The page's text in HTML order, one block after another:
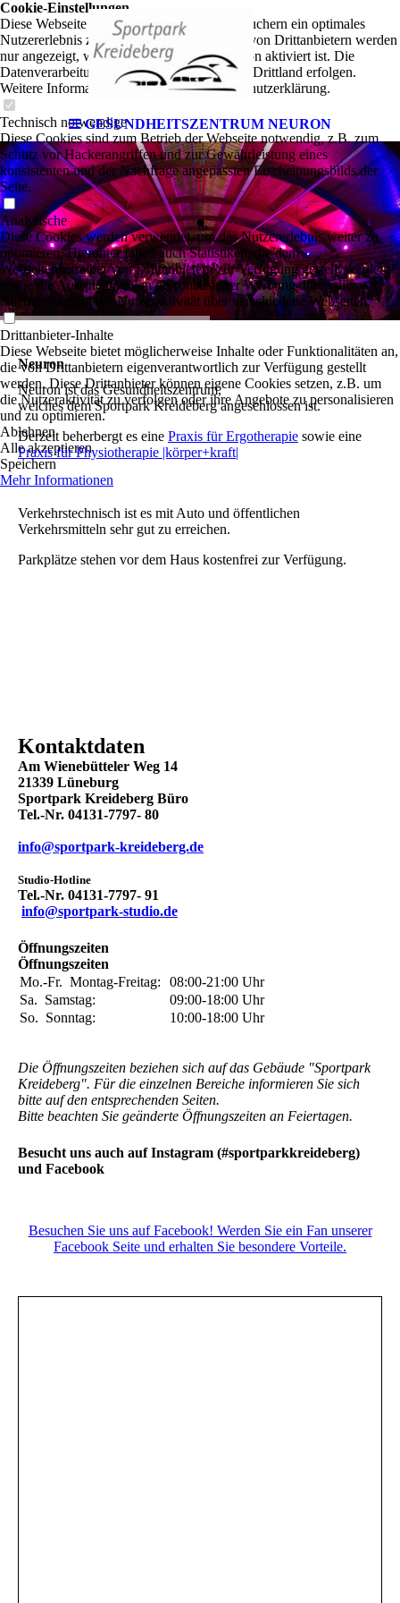
GESUNDHEITSZENTRUM NEURON
.
.
Neuron
Neuron ist das Gesundheitszentrum,
welches dem Sportpark Kreideberg angeschlossen ist.
Derzeit beherbergt es eine Praxis für Ergotherapie sowie eine
Praxis für Physiotherapie |körper+kraft|
Verkehrstechnisch ist es mit Auto und öffentlichen
Verkehrsmitteln sehr gut zu erreichen.
Parkplätze stehen vor dem Haus kostenfrei zur Verfügung.
Kontaktdaten
Am Wienebütteler Weg 14
21339 Lüneburg
Sportpark Kreideberg Büro
Tel.-Nr. 04131-7797- 80
info@sportpark-kreideberg.de
Studio-Hotline
Tel.-Nr. 04131-7797- 91
info@sportpark-studio.de
Öffnungszeiten
Öffnungszeiten
Mo.-Fr. Montag-Freitag: 08:00-21:00 Uhr
Sa. Samstag: 09:00-18:00 Uhr
So. Sonntag: 10:00-18:00 Uhr
Die Öffnungszeiten beziehen sich auf das Gebäude "Sportpark
Kreideberg". Für die einzelnen Bereiche informieren Sie sich
bitte auf den entsprechenden Seiten.
Bitte beachten Sie geänderte Öffnungszeiten an Feiertagen.
Besucht uns auch auf Instagram (#sportparkkreideberg)
und Facebook
Besuchen Sie uns auf Facebook! Werden Sie ein Fan unserer
Facebook Seite und erhalten Sie besondere Vorteile.
Cookie-Einstellungen
Diese Webseite verwendet Cookies, um Besuchern ein optimales
Nutzererlebnis zu bieten. Bestimmte Inhalte von Drittanbietern werden
nur angezeigt, wenn die entsprechende Option aktiviert ist. Die
Datenverarbeitung kann dann auch in einem Drittland erfolgen.
Weitere Informationen hierzu in der Datenschutzerklärung.
Technisch notwendige
Diese Cookies sind zum Betrieb der Webseite notwendig, z.B. zum
Schutz vor Hackerangriffen und zur Gewährleistung eines
konsistenten und der Nachfrage angepassten Erscheinungsbilds der
Seite.
Analytische
Diese Cookies werden verwendet, um das Nutzererlebnis weiter zu
optimieren. Hierunter fallen auch Statistiken, die dem
Webseitenbetreiber von Drittanbietern zur Verfügung gestellt werden,
sowie die Ausspielung von personalisierter Werbung durch die
Nachverfolgung der Nutzeraktivität über verschiedene Webseiten.
Drittanbieter-Inhalte
Diese Webseite bietet möglicherweise Inhalte oder Funktionalitäten an,
die von Drittanbietern eigenverantwortlich zur Verfügung gestellt
werden. Diese Drittanbieter können eigene Cookies setzen, z.B. um
die Nutzeraktivität zu verfolgen oder ihre Angebote zu personalisieren
und zu optimieren.
Ablehnen
Alle akzeptieren
Speichern
Mehr Informationen